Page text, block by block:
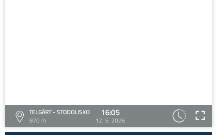
TELGÁRT - STODOLISKO
870 m
16:05
12. 5. 2026